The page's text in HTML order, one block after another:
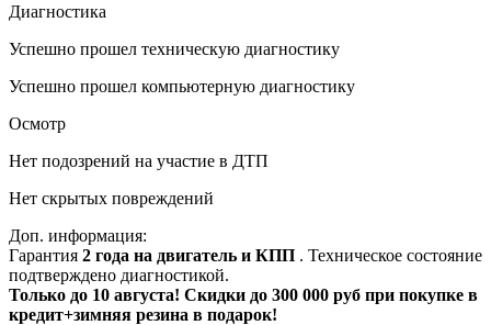
Диагностика
Успешно прошел техническую диагностику
Успешно прошел компьютерную диагностику
Осмотр
Нет подозрений на участие в ДТП
Нет скрытых повреждений
Доп. информация:
Гарантия 2 года на двигатель и КПП . Техническое состояние
подтверждено диагностикой.
Только до 10 августа! Скидки до 300 000 руб при покупке в
кредит+зимняя резина в подарок!